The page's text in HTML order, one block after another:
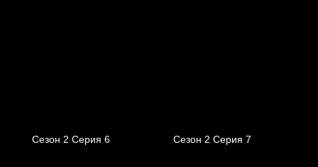
Сезон 2 Серия 6 Сезон 2 Серия 7